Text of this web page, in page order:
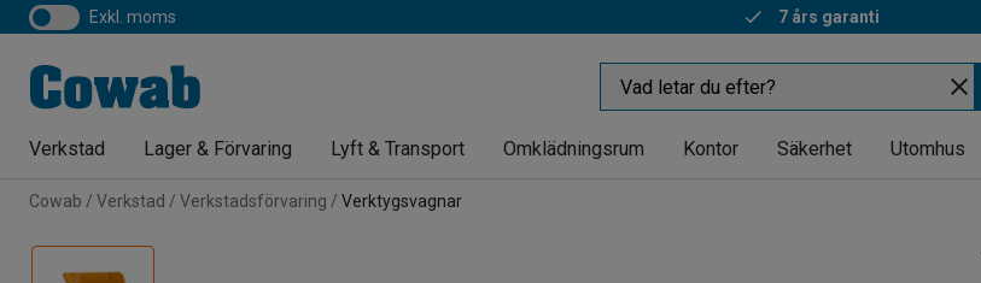
exkl. moms 7 års garanti
Verkstad Lager & Förvaring Lyft & Transport Omklädningsrum Kontor Säkerhet Utomhus
Cowab Verkstad Verkstadsförvaring Verktygsvagnar